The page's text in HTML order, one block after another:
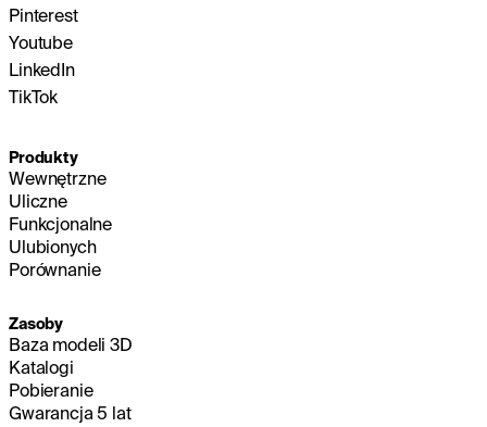
Pinterest
Youtube
LinkedIn
TikTok
Produkty
Wewnętrzne
Uliczne
Funkcjonalne
Ulubionych
Porównanie
Zasoby
Baza modeli 3D
Katalogi
Pobieranie
Gwarancja 5 lat